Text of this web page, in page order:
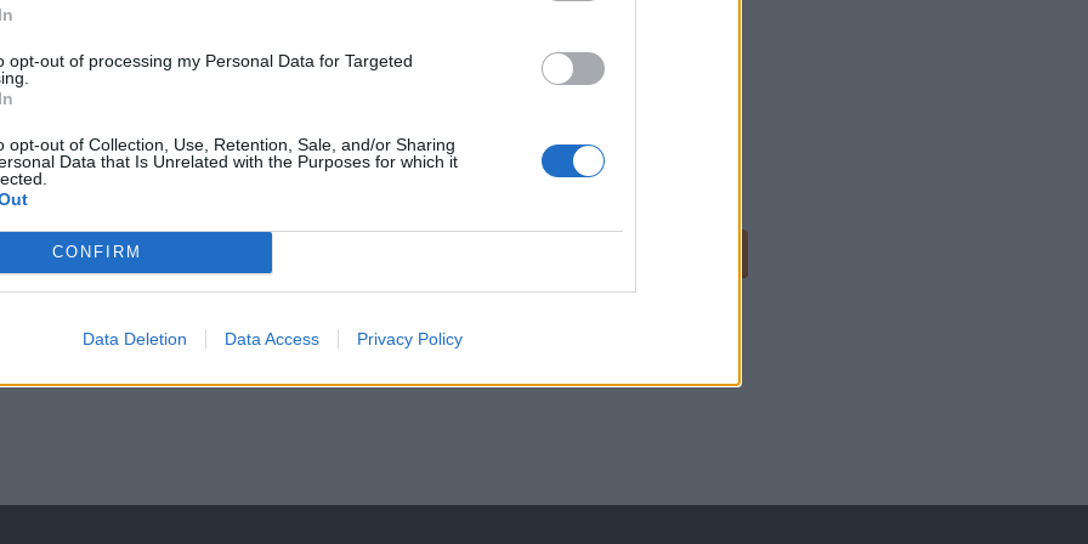
opt-out of processing my Personal Data for Targeted
opt-out of Collection, Use, Retention, Sale, and/or Sharing
Data that Is Unrelated with the Purposes for which it
CONFIRM
Data Deletion Data Access Privacy Policy
46 47